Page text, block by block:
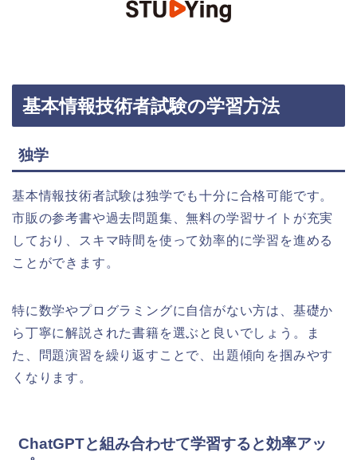
基本情報技術者試験の学習方法
独学
基本情報技術者試験は独学でも十分に合格可能です。
市販の参考書や過去問題集、無料の学習サイトが充実
しており、スキマ時間を使って効率的に学習を進める
ことができます。
特に数学やプログラミングに自信がない方は、基礎か
ら丁寧に解説された書籍を選ぶと良いでしょう。ま
た、問題演習を繰り返すことで、出題傾向を掴みやす
くなります。
ChatGPTと組み合わせて学習すると効率アッ